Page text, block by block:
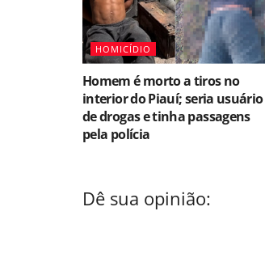
HOMICÍDIO
Homem é morto a tiros no
interior do Piauí; seria usuário
de drogas e tinha passagens
pela polícia
Dê sua opinião: